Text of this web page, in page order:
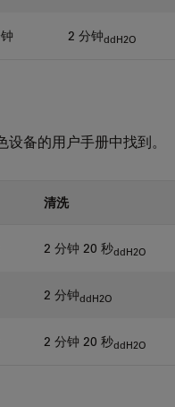
2 分钟ddH2O
备的用户手册中找到。
清洗
2 分钟 20 秒ddH2O
2 分钟ddH2O
2 分钟 20 秒ddH2O